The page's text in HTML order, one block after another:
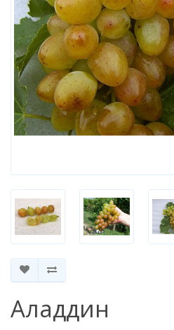
Аладдин